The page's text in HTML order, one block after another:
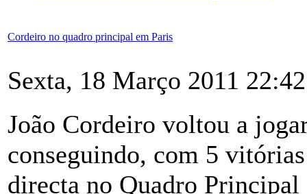
Cordeiro no quadro principal em Paris
Sexta, 18 Março 2011 22:42
João Cordeiro voltou a
conseguindo, com 5
directa no Quadro